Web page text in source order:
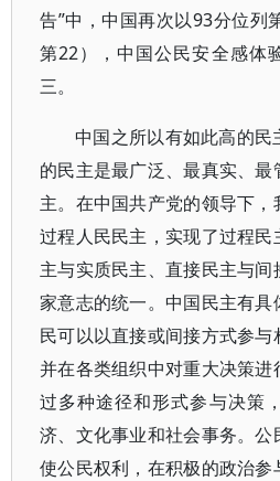
告”中，中国再次以93分位列
第22），中国公民安全感体
三。
中国之所以有如此高的
的民主是最广泛、最真实、
主。在中国共产党的领导下
过程人民民主，实现了过程
主与实质民主、直接民主与
家意志的统一。中国民主有
民可以以直接或间接方式参与
并在各类组织中对重大决策进
过多种途径和形式参与决策
济、文化事业和社会事务。
使公民权利，在积极的政治